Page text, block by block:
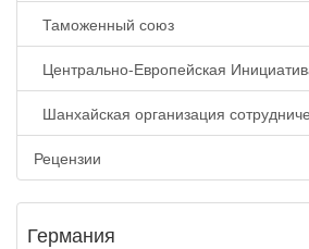
Таможенный союз
Центрально-Европейская
Шанхайская организация
Рецензии
Германия